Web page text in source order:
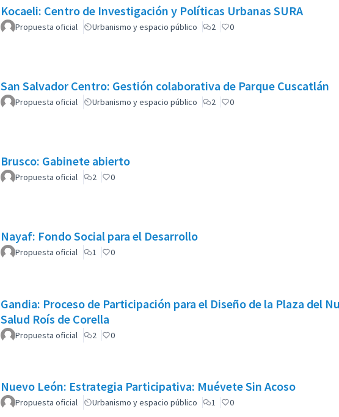
Kocaeli: Centro de Investigación y Políticas Urbanas SURA
Propuesta oficial Urbanismo y espacio público 2 0
San Salvador Centro: Gestión colaborativa de Parque Cuscatlán
Propuesta oficial Urbanismo y espacio público 2 0
Brusco: Gabinete abierto
Propuesta oficial 2 0
Nayaf: Fondo Social para el Desarrollo
Propuesta oficial 1 0
Gandia: Proceso de Participación para el Diseño de la Plaza del
Salud Roís de Corella
Propuesta oficial 2 0
Nuevo León: Estrategia Participativa: Muévete Sin Acoso
Propuesta oficial Urbanismo y espacio público 1 0